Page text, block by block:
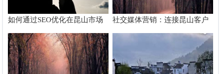
如何通过SEO优化在昆山市场
脱颖而出
社交媒体营销：连接昆山客户
的桥梁